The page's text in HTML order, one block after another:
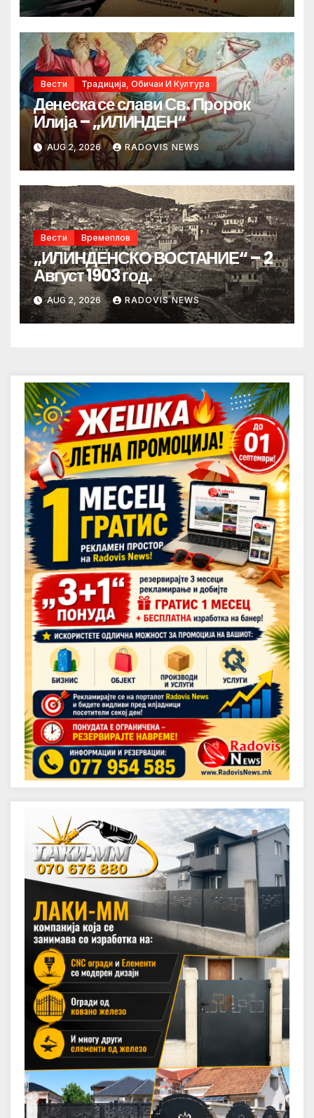
Вести Традиција, Обичаи И Култура
Денеска се слави Св. Пророк
Илија – „ИЛИНДЕН“
AUG 2, 2026 RADOVIS NEWS
Вести Времеплов
„ИЛИНДЕНСКО ВОСТАНИЕ“ – 2
Август 1903 год.
AUG 2, 2026 RADOVIS NEWS